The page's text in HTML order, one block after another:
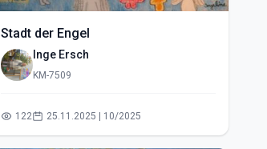
Stadt der Engel
Inge Ersch
KM-7509
122 25.11.2025 | 10/2025